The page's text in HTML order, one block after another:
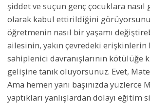
şiddet ve suçun genç çocuklara nasıl
olarak kabul ettirildiğini
öğretmenin nasıl bir yaşamı
ailesinin, yakın çevredeki
sahiplenici davranışlarının kötülüğe
gelişine tanık oluyorsunuz. Evet,
Ama hemen yanı başınızda yüzlerce
yaptıkları yanlışlardan dolayı eğitim